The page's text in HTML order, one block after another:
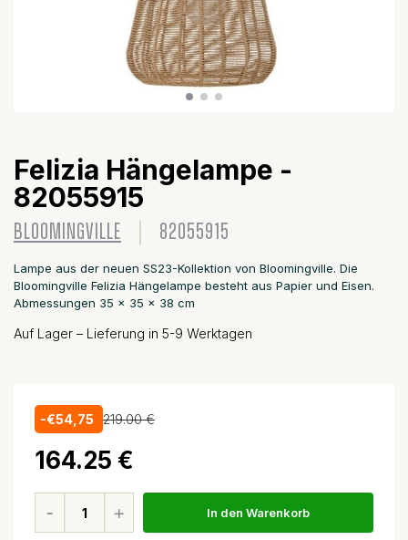
Felizia Hängelampe -
82055915
BLOOMINGVILLE 82055915
Lampe aus der neuen SS23-Kollektion von Bloomingville. Die
Bloomingville Felizia Hängelampe besteht aus Papier und Eisen.
Abmessungen 35 x 35 x 38 cm
Auf Lager – Lieferung in 5-9 Werktagen
-€54,75 219.00 €
164.25 €
In den Warenkorb